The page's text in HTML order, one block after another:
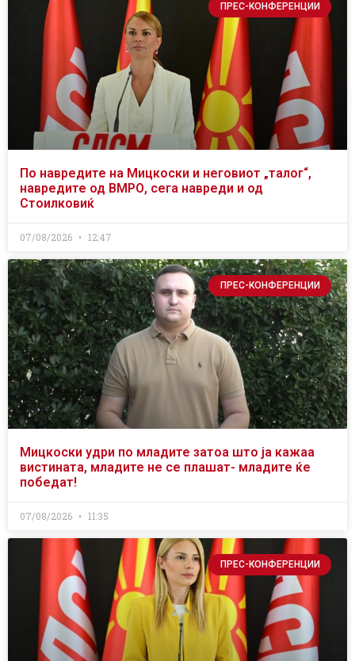
ПРЕС-КОНФЕРЕНЦИИ
По навредите на Мицкоски и неговиот „талог“,
навредите од ВМРО, сега навреди и од
Стоилковиќ
07/08/2026 12:47
ПРЕС-КОНФЕРЕНЦИИ
Мицкоски удри по младите затоа што ја кажаа
вистината, младите не се плашат- младите ќе
победат!
07/08/2026 11:35
ПРЕС-КОНФЕРЕНЦИИ